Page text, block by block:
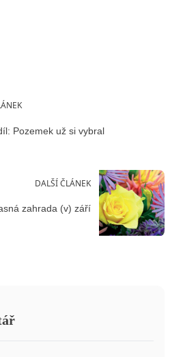
Pozemek už si vybral
DALŠÍ ČLÁNEK
zahrada (v) září